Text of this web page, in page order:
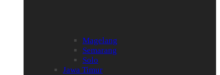
Magelang
Semarang
Solo
Jawa Timur